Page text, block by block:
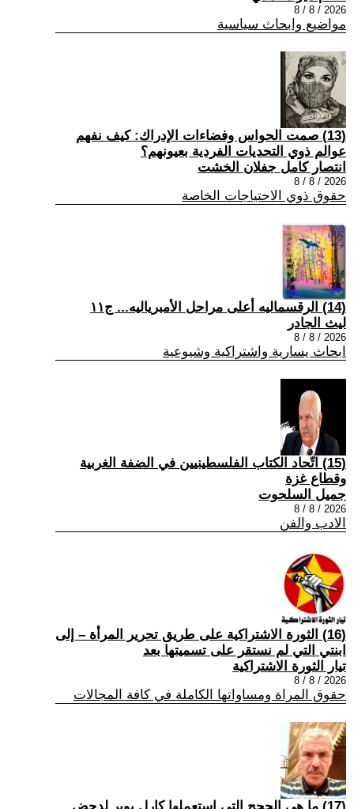
2026 / 8 / 8
مواضيع وابحاث سياسية
(13) صمت الحواس وفضاءات الإدراك: كيف نفهم
عوالم ذوي التحديات الفردية بعيونهم؟
انتصار كامل جفلان الخشت
2026 / 8 / 8
حقوق ذوي الاحتياجات الخاصة
(14) الرقسماليه أعلى مراحل الأمبرياليه... ج١١
ليث الجادر
2026 / 8 / 8
ابحاث يسارية واشتراكية وشيوعية
(15) اتّحاد الكتاب الفلسطينيين في الضفة الغربية
وقطاع غزة
جميل السلحوت
2026 / 8 / 8
الادب والفن
(16) الثورة الاشتراكية على طريق تحرير المرأة – إلى
ابنتي التي لم نستقر على تسميتها بعد
تيار الثورة الاشتراكية
2026 / 8 / 8
حقوق المراة ومساواتها الكاملة في كافة المجالات